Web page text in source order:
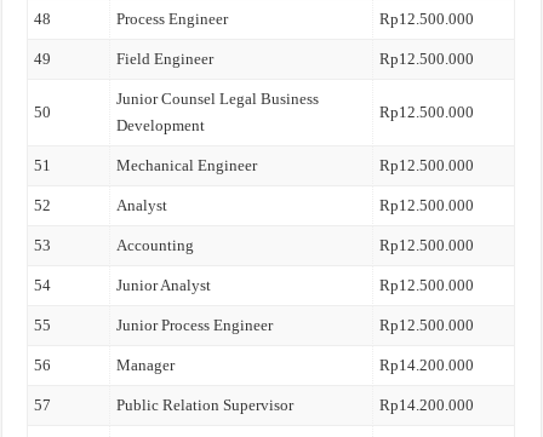
48 Process Engineer Rp12.500.000
49 Field Engineer Rp12.500.000
50
Junior Counsel Legal Business
Development
Rp12.500.000
51 Mechanical Engineer Rp12.500.000
52 Analyst Rp12.500.000
53 Accounting Rp12.500.000
54 Junior Analyst Rp12.500.000
55 Junior Process Engineer Rp12.500.000
56 Manager Rp14.200.000
57 Public Relation Supervisor Rp14.200.000